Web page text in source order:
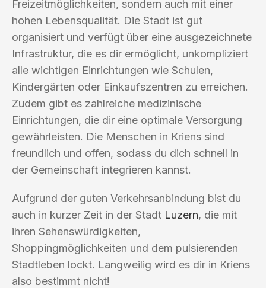
Freizeitmöglichkeiten, sondern auch mit einer
hohen Lebensqualität. Die Stadt ist gut
organisiert und verfügt über eine ausgezeichnete
Infrastruktur, die es dir ermöglicht, unkompliziert
alle wichtigen Einrichtungen wie Schulen,
Kindergärten oder Einkaufszentren zu erreichen.
Zudem gibt es zahlreiche medizinische
Einrichtungen, die dir eine optimale Versorgung
gewährleisten. Die Menschen in Kriens sind
freundlich und offen, sodass du dich schnell in
der Gemeinschaft integrieren kannst.
Aufgrund der guten Verkehrsanbindung bist du
auch in kurzer Zeit in der Stadt Luzern, die mit
ihren Sehenswürdigkeiten,
Shoppingmöglichkeiten und dem pulsierenden
Stadtleben lockt. Langweilig wird es dir in Kriens
also bestimmt nicht!